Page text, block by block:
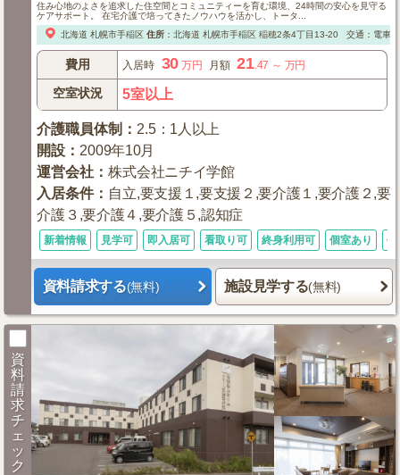
住み心地のよさを追求した住空間とコミュニティーを育む環境、24時間の安心を見守る
ケアサポート。 在宅介護で培ってきたノウハウを活かし、トータ...
北海道 札幌市手稲区 住所： 北海道 札幌市手稲区稲穂2条4丁目13-20 交通：電車：
費用 入居時 30 万円 月額 21.47 ～ 万円
空室状況 5室以上
介護職員体制 ： 2.5：1人以上
開設 ： 2009年10月
運営会社 ：株式会社ニチイ学館
入居条件： 自立,要支援１,要支援２,要介護１,要介護２,要
介護３,要介護４,要介護５,認知症
新着情報 見学可 即入居可 看取り可 終身利用可 個室あり 体
資料請求する(無料) 施設見学する(無料)
資
料
請
求
チ
ェ
ッ
ク